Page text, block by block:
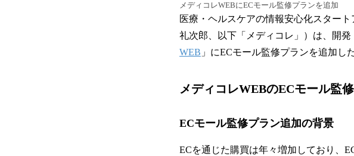
メディコレWEBにECモール監修プランを追加
医療・ヘルスケアの情報安心化スター
礼次郎、以下「メディコレ」）は、開
WEB 」にECモール監修プランを追加し
メディコレWEBのECモール監
ECモール監修プラン追加の背景
ECを通じた購買は年々増加しており、